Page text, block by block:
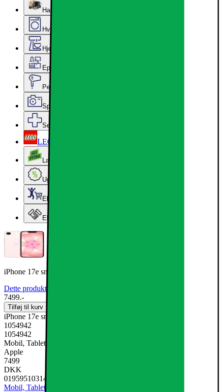
Hardware
Hvidevarer
Hjem, Rengøring & Køkkenudstyr
Epoq køkken & bryggers
Personlig pleje, Skønhed & Velvære
Sport, Fritid & Hobby
Services & tilbehør
LEGO
Lageroprydning
Ugens tilbud - og andre gode priser
Elgigantens Kundeklub
Elgiganten Erhverv
iPhone 17e smartphone 512GB Soft Pink
Dette produkt er blevet bedømt til 3 ud af 5 stjerner.
7499.-
Tilføj til kurv
iPhone 17e smartphone 512GB Soft Pink
1054942
1054942
Mobil, Tablet & Smartwatch, Mobiltelefon
Apple
7499
DKK
0195951031484
Mobil, Tablet & Smartwatch